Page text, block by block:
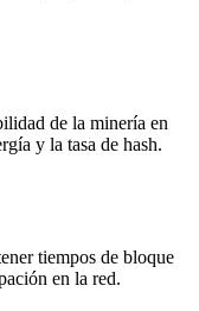
de la minería en
y la tasa de hash.
tiempos de bloque
en la red.